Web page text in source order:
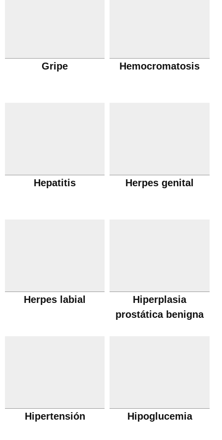
Gripe Hemocromatosis
Hepatitis Herpes genital
Herpes labial
Hiperplasia
prostática benigna
Hipertensión Hipoglucemia